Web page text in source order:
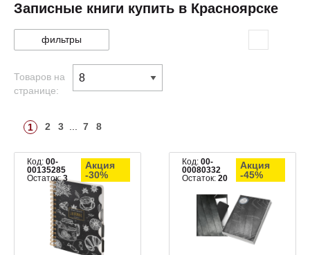
Записные книги купить в Красноярске
фильтры
Товаров на
странице:
1 2 3 7 8
Код: 00-
00135285
Остаток:3
Акция
-30%
Код:00-
00080332
Остаток:20
Акция
-45%